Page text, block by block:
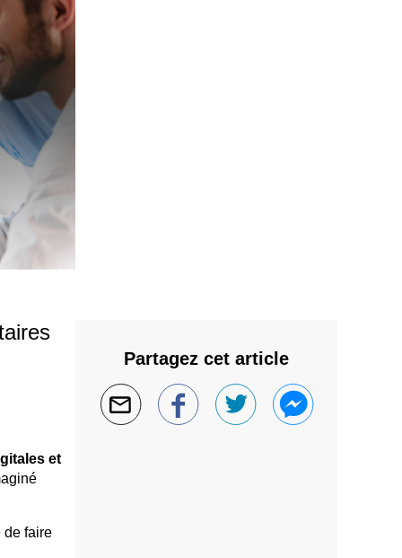
et
de faire
Partagez cet article